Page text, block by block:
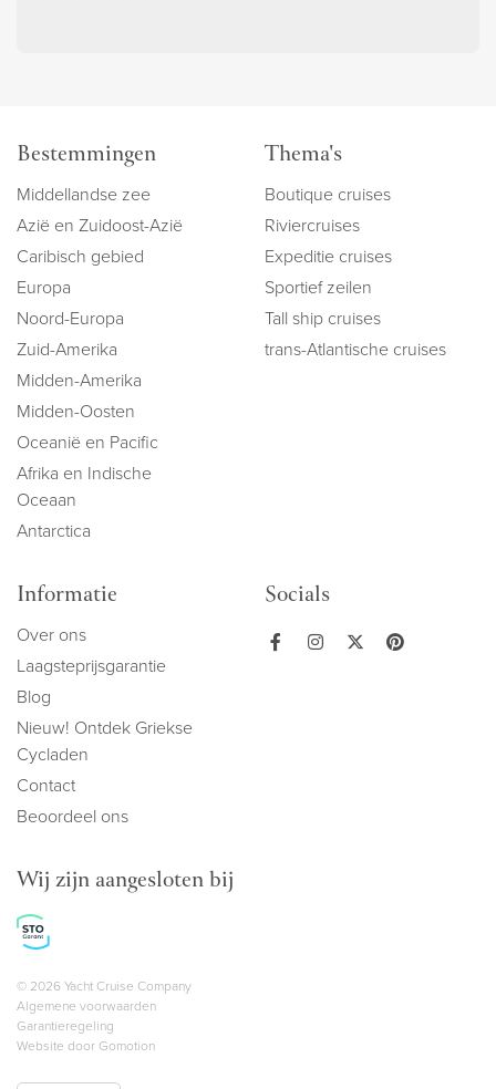
Bestemmingen
Middellandse zee
Azië en Zuidoost-Azië
Caribisch gebied
Europa
Noord-Europa
Zuid-Amerika
Midden-Amerika
Midden-Oosten
Oceanië en Pacific
Afrika en Indische
Oceaan
Antarctica
Thema's
Boutique cruises
Riviercruises
Expeditie cruises
Sportief zeilen
Tall ship cruises
trans-Atlantische cruises
Informatie
Over ons
Laagsteprijsgarantie
Blog
Nieuw! Ontdek Griekse
Cycladen
Contact
Beoordeel ons
Socials
Wij zijn aangesloten bij
Copyright navigation
© 2026 Yacht Cruise Company
Algemene voorwaarden
Garantieregeling
Website door Gomotion